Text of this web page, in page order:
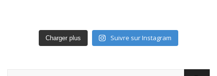
Charger plus Suivre sur Instagram